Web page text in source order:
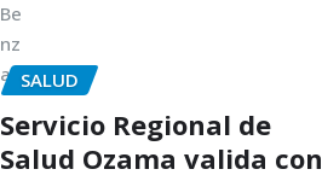
SALUD
Servicio Regional de
Salud Ozama valida con